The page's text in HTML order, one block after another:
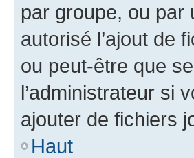
par groupe, ou par
autorisé l’ajout de
ou peut-être que
l’administrateur si
ajouter de fichiers
Haut